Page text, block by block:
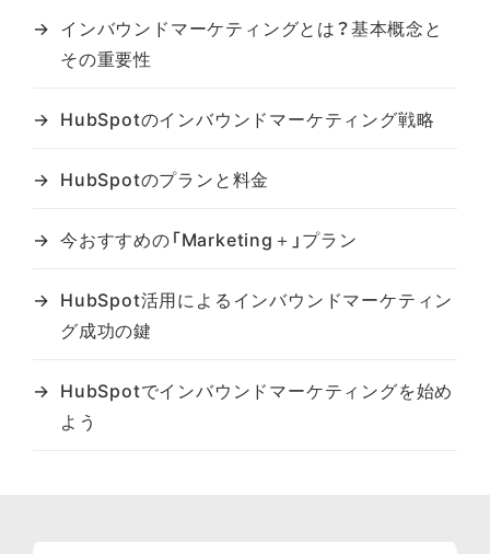
インバウンドマーケティングとは？基本概念と
その重要性
HubSpotのインバウンドマーケティング戦略
HubSpotのプランと料金
今おすすめの「Marketing＋」プラン
HubSpot活用によるインバウンドマーケティン
グ成功の鍵
HubSpotでインバウンドマーケティングを始め
よう